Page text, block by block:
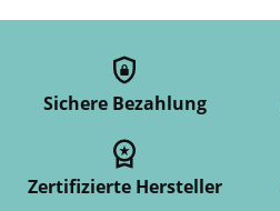
Sichere Bezahlung
Zertifizierte Hersteller